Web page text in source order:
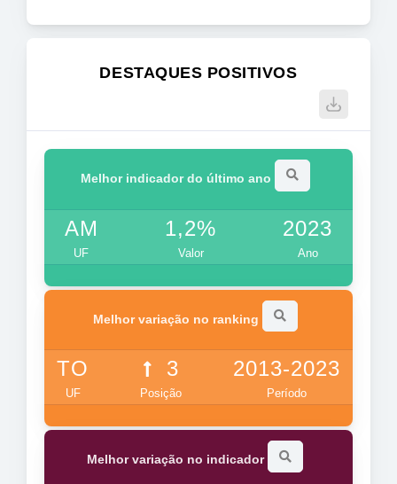
DESTAQUES POSITIVOS
Melhor indicador do último ano
AM
UF
1,2%
Valor
2023
Ano
Melhor variação no ranking
TO
UF
3
Posição
2013-2023
Período
Melhor variação no indicador